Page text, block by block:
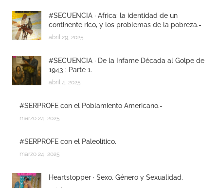
#SECUENCIA · Africa: la identidad de un
continente rico, y los problemas de la pobreza.-
abril 29, 2025
#SECUENCIA · De la Infame Década al Golpe de
1943 : Parte 1.
abril 4, 2025
#SERPROFE con el Poblamiento Americano.-
marzo 24, 2025
#SERPROFE con el Paleolítico.
marzo 24, 2025
Heartstopper · Sexo, Género y Sexualidad.